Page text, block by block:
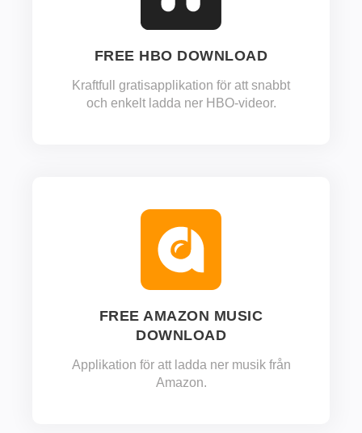
FREE HBO DOWNLOAD
Kraftfull gratisapplikation för att snabbt
och enkelt ladda ner HBO-videor.
FREE AMAZON MUSIC
DOWNLOAD
Applikation för att ladda ner musik från
Amazon.